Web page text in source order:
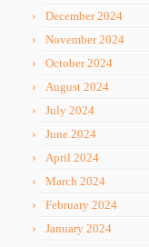
December 2024
November 2024
October 2024
August 2024
July 2024
June 2024
April 2024
March 2024
February 2024
January 2024